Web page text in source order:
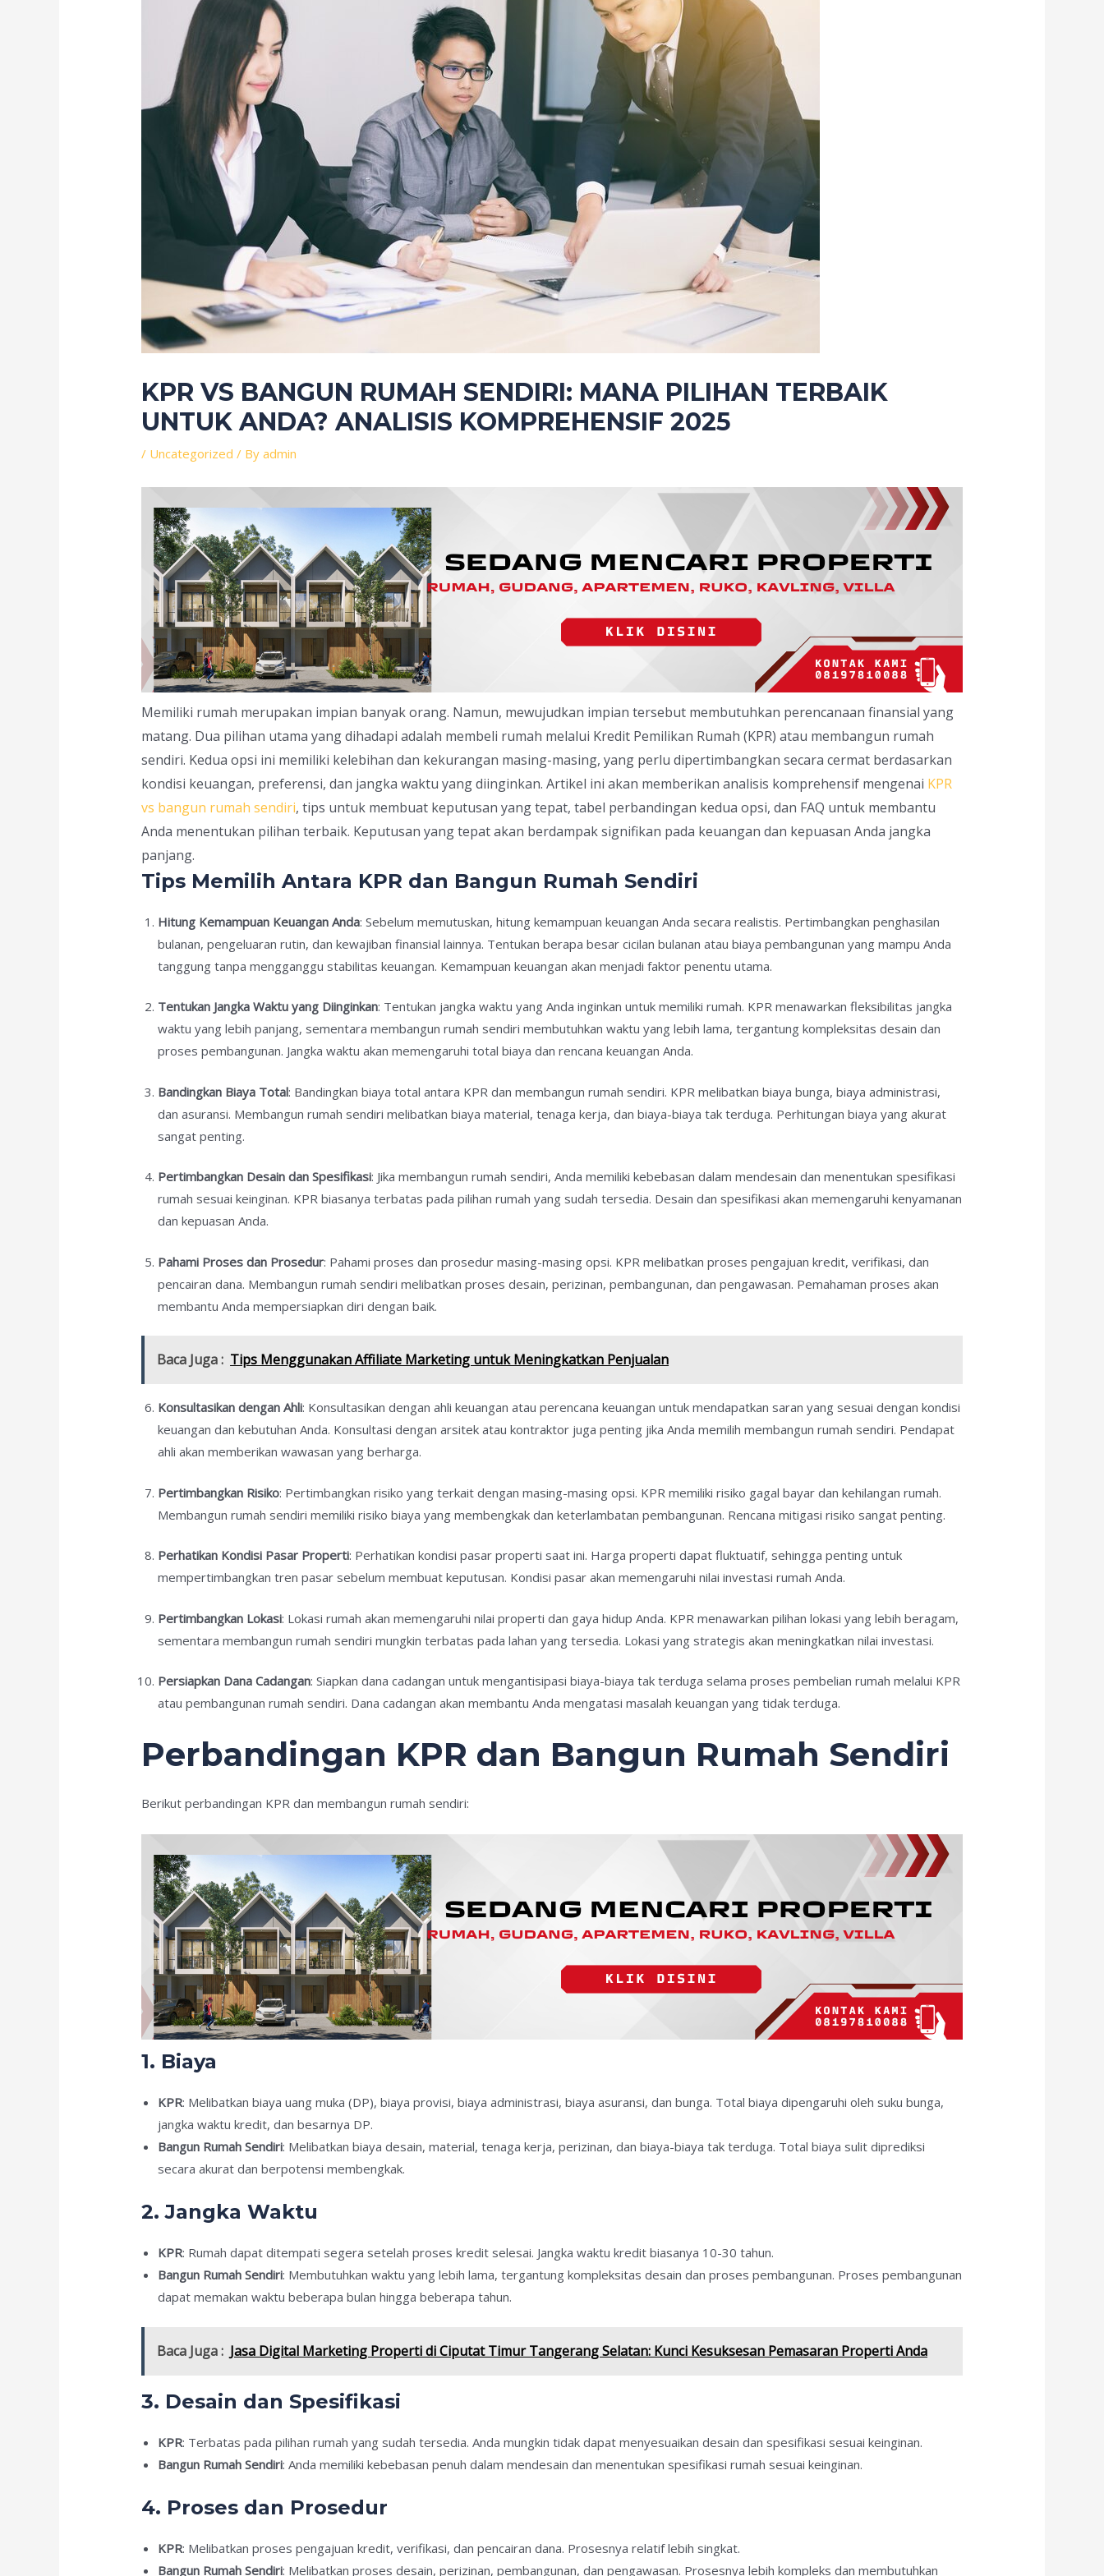
KPR VS BANGUN RUMAH SENDIRI: MANA PILIHAN TERBAIK
UNTUK ANDA? ANALISIS KOMPREHENSIF 2025
/ Uncategorized / Byadmin
Memiliki rumah merupakan impian banyak orang. Namun, mewujudkan impian tersebut membutuhkan perencanaan finansial yang
matang. Dua pilihan utama yang dihadapi adalah membeli rumah melalui Kredit Pemilikan Rumah (KPR) atau membangun rumah
sendiri. Kedua opsi ini memiliki kelebihan dan kekurangan masing-masing, yang perlu dipertimbangkan secara cermat berdasarkan
kondisi keuangan, preferensi, dan jangka waktu yang diinginkan. Artikel ini akan memberikan analisis komprehensif mengenai KPR
vs bangun rumah sendiri, tips untuk membuat keputusan yang tepat, tabel perbandingan kedua opsi, dan FAQ untuk membantu
Anda menentukan pilihan terbaik. Keputusan yang tepat akan berdampak signifikan pada keuangan dan kepuasan Anda jangka
panjang.
Tips Memilih Antara KPR dan Bangun Rumah Sendiri
Hitung Kemampuan Keuangan Anda: Sebelum memutuskan, hitung kemampuan keuangan Anda secara realistis. Pertimbangkan penghasilan
bulanan, pengeluaran rutin, dan kewajiban finansial lainnya. Tentukan berapa besar cicilan bulanan atau biaya pembangunan yang mampu Anda
tanggung tanpa mengganggu stabilitas keuangan. Kemampuan keuangan akan menjadi faktor penentu utama.
Tentukan Jangka Waktu yang Diinginkan: Tentukan jangka waktu yang Anda inginkan untuk memiliki rumah. KPR menawarkan fleksibilitas jangka
waktu yang lebih panjang, sementara membangun rumah sendiri membutuhkan waktu yang lebih lama, tergantung kompleksitas desain dan
proses pembangunan. Jangka waktu akan memengaruhi total biaya dan rencana keuangan Anda.
Bandingkan Biaya Total: Bandingkan biaya total antara KPR dan membangun rumah sendiri. KPR melibatkan biaya bunga, biaya administrasi,
dan asuransi. Membangun rumah sendiri melibatkan biaya material, tenaga kerja, dan biaya-biaya tak terduga. Perhitungan biaya yang akurat
sangat penting.
Pertimbangkan Desain dan Spesifikasi: Jika membangun rumah sendiri, Anda memiliki kebebasan dalam mendesain dan menentukan spesifikasi
rumah sesuai keinginan. KPR biasanya terbatas pada pilihan rumah yang sudah tersedia. Desain dan spesifikasi akan memengaruhi kenyamanan
dan kepuasan Anda.
Pahami Proses dan Prosedur: Pahami proses dan prosedur masing-masing opsi. KPR melibatkan proses pengajuan kredit, verifikasi, dan
pencairan dana. Membangun rumah sendiri melibatkan proses desain, perizinan, pembangunan, dan pengawasan. Pemahaman proses akan
membantu Anda mempersiapkan diri dengan baik.
Baca Juga : Tips Menggunakan Affiliate Marketing untuk Meningkatkan Penjualan
Konsultasikan dengan Ahli: Konsultasikan dengan ahli keuangan atau perencana keuangan untuk mendapatkan saran yang sesuai dengan kondisi
keuangan dan kebutuhan Anda. Konsultasi dengan arsitek atau kontraktor juga penting jika Anda memilih membangun rumah sendiri. Pendapat
ahli akan memberikan wawasan yang berharga.
Pertimbangkan Risiko: Pertimbangkan risiko yang terkait dengan masing-masing opsi. KPR memiliki risiko gagal bayar dan kehilangan rumah.
Membangun rumah sendiri memiliki risiko biaya yang membengkak dan keterlambatan pembangunan. Rencana mitigasi risiko sangat penting.
Perhatikan Kondisi Pasar Properti: Perhatikan kondisi pasar properti saat ini. Harga properti dapat fluktuatif, sehingga penting untuk
mempertimbangkan tren pasar sebelum membuat keputusan. Kondisi pasar akan memengaruhi nilai investasi rumah Anda.
Pertimbangkan Lokasi: Lokasi rumah akan memengaruhi nilai properti dan gaya hidup Anda. KPR menawarkan pilihan lokasi yang lebih beragam,
sementara membangun rumah sendiri mungkin terbatas pada lahan yang tersedia. Lokasi yang strategis akan meningkatkan nilai investasi.
Persiapkan Dana Cadangan: Siapkan dana cadangan untuk mengantisipasi biaya-biaya tak terduga selama proses pembelian rumah melalui KPR
atau pembangunan rumah sendiri. Dana cadangan akan membantu Anda mengatasi masalah keuangan yang tidak terduga.
Perbandingan KPR dan Bangun Rumah Sendiri
Berikut perbandingan KPR dan membangun rumah sendiri:
1. Biaya
KPR: Melibatkan biaya uang muka (DP), biaya provisi, biaya administrasi, biaya asuransi, dan bunga. Total biaya dipengaruhi oleh suku bunga,
jangka waktu kredit, dan besarnya DP.
Bangun Rumah Sendiri: Melibatkan biaya desain, material, tenaga kerja, perizinan, dan biaya-biaya tak terduga. Total biaya sulit diprediksi
secara akurat dan berpotensi membengkak.
2. Jangka Waktu
KPR: Rumah dapat ditempati segera setelah proses kredit selesai. Jangka waktu kredit biasanya 10-30 tahun.
Bangun Rumah Sendiri: Membutuhkan waktu yang lebih lama, tergantung kompleksitas desain dan proses pembangunan. Proses pembangunan
dapat memakan waktu beberapa bulan hingga beberapa tahun.
Baca Juga : Jasa Digital Marketing Properti di Ciputat Timur Tangerang Selatan: Kunci Kesuksesan Pemasaran Properti Anda
3. Desain dan Spesifikasi
KPR: Terbatas pada pilihan rumah yang sudah tersedia. Anda mungkin tidak dapat menyesuaikan desain dan spesifikasi sesuai keinginan.
Bangun Rumah Sendiri: Anda memiliki kebebasan penuh dalam mendesain dan menentukan spesifikasi rumah sesuai keinginan.
4. Proses dan Prosedur
KPR: Melibatkan proses pengajuan kredit, verifikasi, dan pencairan dana. Prosesnya relatif lebih singkat.
Bangun Rumah Sendiri: Melibatkan proses desain, perizinan, pembangunan, dan pengawasan. Prosesnya lebih kompleks dan membutuhkan